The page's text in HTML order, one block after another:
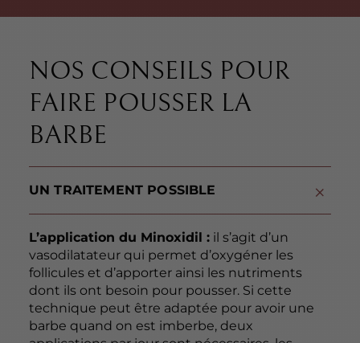
NOS CONSEILS POUR
FAIRE POUSSER LA
BARBE
UN TRAITEMENT POSSIBLE
L’application du Minoxidil : il s’agit d’un
vasodilatateur qui permet d’oxygéner les
follicules et d’apporter ainsi les nutriments
dont ils ont besoin pour pousser. Si cette
technique peut être adaptée pour avoir une
barbe quand on est imberbe, deux